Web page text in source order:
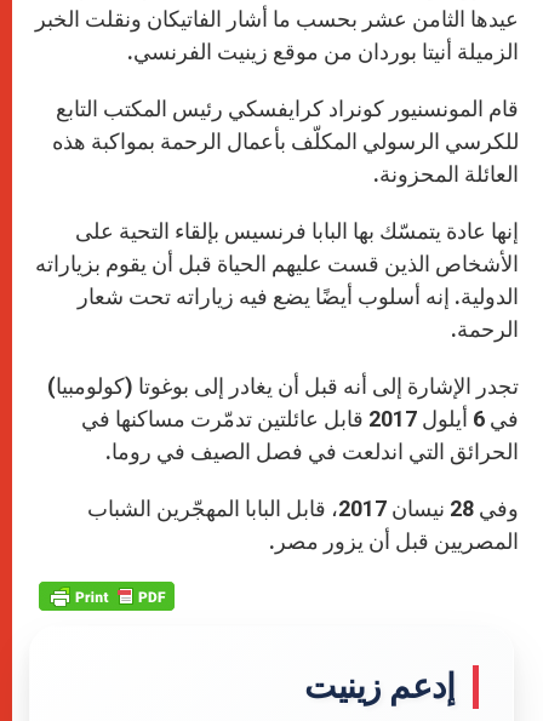
عيدها الثامن عشر بحسب ما أشار الفاتيكان ونقلت الخبر
الزميلة أنيتا بوردان من موقع زينيت الفرنسي.
قام المونسنيور كونراد كرايفسكي رئيس المكتب التابع
للكرسي الرسولي المكلّف بأعمال الرحمة بمواكبة هذه
العائلة المحزونة.
إنها عادة يتمسّك بها البابا فرنسيس بإلقاء التحية على
الأشخاص الذين قست عليهم الحياة قبل أن يقوم بزياراته
الدولية. إنه أسلوب أيضًا يضع فيه زياراته تحت شعار
الرحمة.
تجدر الإشارة إلى أنه قبل أن يغادر إلى بوغوتا (كولومبيا)
في 6 أيلول 2017 قابل عائلتين تدمّرت مساكنها في
الحرائق التي اندلعت في فصل الصيف في روما.
وفي 28 نيسان 2017، قابل البابا المهجّرين الشباب
المصريين قبل أن يزور مصر.
إدعم زينيت